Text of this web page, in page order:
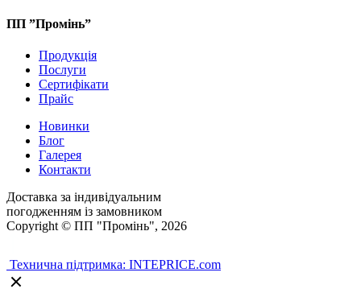
ПП ”Промінь”
Продукція
Послуги
Сертифікати
Прайс
Новинки
Блог
Галерея
Контакти
Доставка за індивідуальним
погодженням із замовником
Copyright © ПП "Промінь", 2026
Технична підтримка: INTEPRICE.com